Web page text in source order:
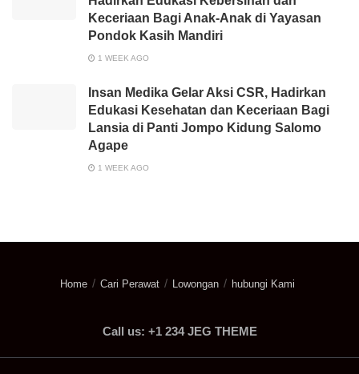
Keceriaan Bagi Anak-Anak di Yayasan
Pondok Kasih Mandiri
1 WEEK AGO
Insan Medika Gelar Aksi CSR, Hadirkan
Edukasi Kesehatan dan Keceriaan Bagi
Lansia di Panti Jompo Kidung Salomo
Agape
1 WEEK AGO
Home Cari Perawat Lowongan hubungi Kami
Call us: +1 234 JEG THEME